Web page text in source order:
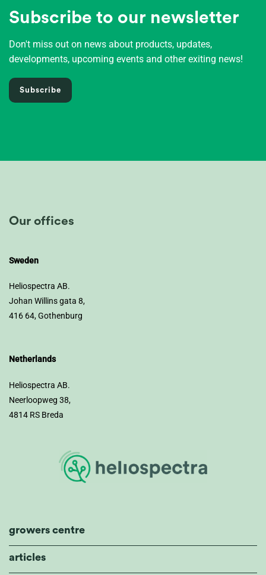
Subscribe to our newsletter
Don't miss out on news about products, updates,
developments, upcoming events and other exiting news!
Subscribe
Our offices
Sweden
Heliospectra AB.
Johan Willins gata 8,
416 64, Gothenburg
Netherlands
Heliospectra AB.
Neerloopweg 38,
4814 RS Breda
growers centre
articles